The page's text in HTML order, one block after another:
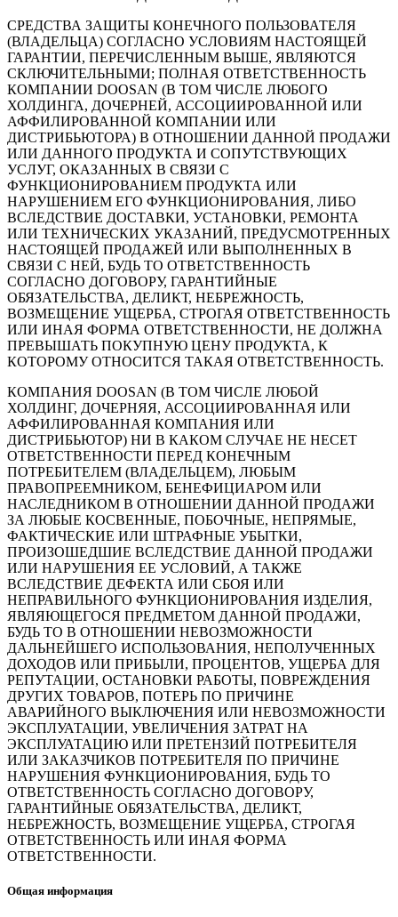
СРЕДСТВА ЗАЩИТЫ КОНЕЧНОГО ПОЛЬЗОВАТЕЛЯ
(ВЛАДЕЛЬЦА) СОГЛАСНО УСЛОВИЯМ НАСТОЯЩЕЙ
ГАРАНТИИ, ПЕРЕЧИСЛЕННЫМ ВЫШЕ, ЯВЛЯЮТСЯ
СКЛЮЧИТЕЛЬНЫМИ; ПОЛНАЯ ОТВЕТСТВЕННОСТЬ
КОМПАНИИ DOOSAN (В ТОМ ЧИСЛЕ ЛЮБОГО
ХОЛДИНГА, ДОЧЕРНЕЙ, АССОЦИИРОВАННОЙ ИЛИ
АФФИЛИРОВАННОЙ КОМПАНИИ ИЛИ
ДИСТРИБЬЮТОРА) В ОТНОШЕНИИ ДАННОЙ ПРОДАЖИ
ИЛИ ДАННОГО ПРОДУКТА И СОПУТСТВУЮЩИХ
УСЛУГ, ОКАЗАННЫХ В СВЯЗИ С
ФУНКЦИОНИРОВАНИЕМ ПРОДУКТА ИЛИ
НАРУШЕНИЕМ ЕГО ФУНКЦИОНИРОВАНИЯ, ЛИБО
ВСЛЕДСТВИЕ ДОСТАВКИ, УСТАНОВКИ, РЕМОНТА
ИЛИ ТЕХНИЧЕСКИХ УКАЗАНИЙ, ПРЕДУСМОТРЕННЫХ
НАСТОЯЩЕЙ ПРОДАЖЕЙ ИЛИ ВЫПОЛНЕННЫХ В
СВЯЗИ С НЕЙ, БУДЬ ТО ОТВЕТСТВЕННОСТЬ
СОГЛАСНО ДОГОВОРУ, ГАРАНТИЙНЫЕ
ОБЯЗАТЕЛЬСТВА, ДЕЛИКТ, НЕБРЕЖНОСТЬ,
ВОЗМЕЩЕНИЕ УЩЕРБА, СТРОГАЯ ОТВЕТСТВЕННОСТЬ
ИЛИ ИНАЯ ФОРМА ОТВЕТСТВЕННОСТИ, НЕ ДОЛЖНА
ПРЕВЫШАТЬ ПОКУПНУЮ ЦЕНУ ПРОДУКТА, К
КОТОРОМУ ОТНОСИТСЯ ТАКАЯ ОТВЕТСТВЕННОСТЬ.
КОМПАНИЯ DOOSAN (В ТОМ ЧИСЛЕ ЛЮБОЙ
ХОЛДИНГ, ДОЧЕРНЯЯ, АССОЦИИРОВАННАЯ ИЛИ
АФФИЛИРОВАННАЯ КОМПАНИЯ ИЛИ
ДИСТРИБЬЮТОР) НИ В КАКОМ СЛУЧАЕ НЕ НЕСЕТ
ОТВЕТСТВЕННОСТИ ПЕРЕД КОНЕЧНЫМ
ПОТРЕБИТЕЛЕМ (ВЛАДЕЛЬЦЕМ), ЛЮБЫМ
ПРАВОПРЕЕМНИКОМ, БЕНЕФИЦИАРОМ ИЛИ
НАСЛЕДНИКОМ В ОТНОШЕНИИ ДАННОЙ ПРОДАЖИ
ЗА ЛЮБЫЕ КОСВЕННЫЕ, ПОБОЧНЫЕ, НЕПРЯМЫЕ,
ФАКТИЧЕСКИЕ ИЛИ ШТРАФНЫЕ УБЫТКИ,
ПРОИЗОШЕДШИЕ ВСЛЕДСТВИЕ ДАННОЙ ПРОДАЖИ
ИЛИ НАРУШЕНИЯ ЕЕ УСЛОВИЙ, А ТАКЖЕ
ВСЛЕДСТВИЕ ДЕФЕКТА ИЛИ СБОЯ ИЛИ
НЕПРАВИЛЬНОГО ФУНКЦИОНИРОВАНИЯ ИЗДЕЛИЯ,
ЯВЛЯЮЩЕГОСЯ ПРЕДМЕТОМ ДАННОЙ ПРОДАЖИ,
БУДЬ ТО В ОТНОШЕНИИ НЕВОЗМОЖНОСТИ
ДАЛЬНЕЙШЕГО ИСПОЛЬЗОВАНИЯ, НЕПОЛУЧЕННЫХ
ДОХОДОВ ИЛИ ПРИБЫЛИ, ПРОЦЕНТОВ, УЩЕРБА ДЛЯ
РЕПУТАЦИИ, ОСТАНОВКИ РАБОТЫ, ПОВРЕЖДЕНИЯ
ДРУГИХ ТОВАРОВ, ПОТЕРЬ ПО ПРИЧИНЕ
АВАРИЙНОГО ВЫКЛЮЧЕНИЯ ИЛИ НЕВОЗМОЖНОСТИ
ЭКСПЛУАТАЦИИ, УВЕЛИЧЕНИЯ ЗАТРАТ НА
ЭКСПЛУАТАЦИЮ ИЛИ ПРЕТЕНЗИЙ ПОТРЕБИТЕЛЯ
ИЛИ ЗАКАЗЧИКОВ ПОТРЕБИТЕЛЯ ПО ПРИЧИНЕ
НАРУШЕНИЯ ФУНКЦИОНИРОВАНИЯ, БУДЬ ТО
ОТВЕТСТВЕННОСТЬ СОГЛАСНО ДОГОВОРУ,
ГАРАНТИЙНЫЕ ОБЯЗАТЕЛЬСТВА, ДЕЛИКТ,
НЕБРЕЖНОСТЬ, ВОЗМЕЩЕНИЕ УЩЕРБА, СТРОГАЯ
ОТВЕТСТВЕННОСТЬ ИЛИ ИНАЯ ФОРМА
ОТВЕТСТВЕННОСТИ.
Общая информация